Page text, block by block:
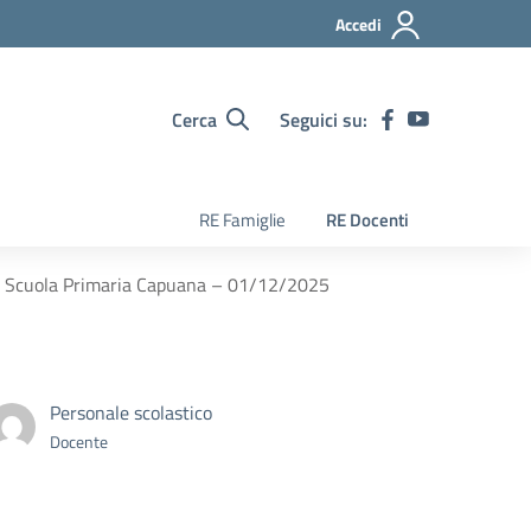
Accedi
Cerca Seguici su:
RE Famiglie RE Docenti
Primaria Capuana – 01/12/2025
Personale scolastico
Docente